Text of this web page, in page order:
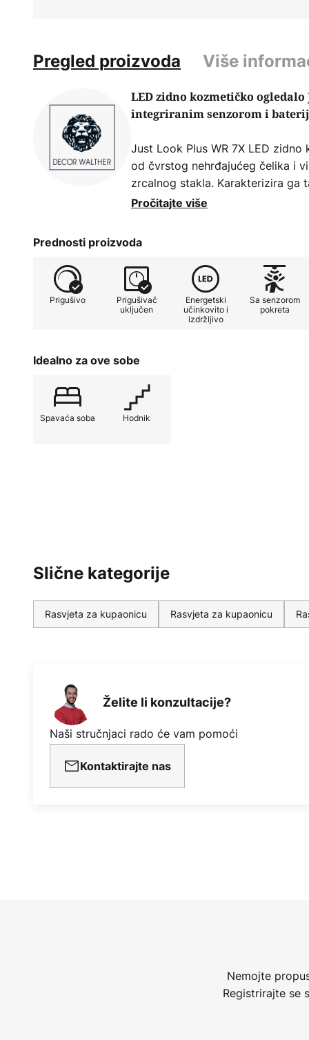
Pregled proizvoda Više
LED zidno kozmetičko ogledalo
integriranim senzorom i
Just Look Plus WR 7X LED
od čvrstog nehrđajućeg čelika i
zrcalnog stakla. Karakterizira ga
podesivom bojom svjetla
toga, svjetlo iz Just Look Plusa
kako bi se uvijek postiglo željeno
čvrstom zidnom nosaču i
lako postavlja. Integrirani senzor
gašenje rasvjete prilikom
otkrije kretanje)
- individualno podesiva glava
Pročitajte više
Prednosti proizvoda
Prigušivo
Prigušivač
uključen
Energetski
učinkovito i
izdržljivo
Sa senzorom
pokreta
Idealno za ove sobe
Spavaća soba Hodnik
Slične kategorije
Rasvjeta za kupaonicu Rasvjeta za kupaonicu
Želite li konzultacije?
Naši stručnjaci rado će vam pomoći
Kontaktirajte nas
Nemojte
Registrirajte se